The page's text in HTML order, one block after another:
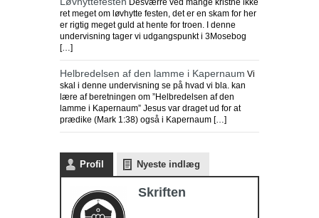
Desværre ved mange kristne ikke
ret meget om løvhytte festen, det er en skam for her
er rigtig meget guld at hente for troen. I denne
undervisning tager vi udgangspunkt i 3Mosebog
[…]
Helbredelsen af den lamme i Kapernaum Vi
skal i denne undervisning se på hvad vi bla. kan
lære af beretningen om ”Helbredelsen af den
lamme i Kapernaum” Jesus var draget ud for at
prædike (Mark 1:38) også i Kapernaum […]
Profil Nyeste indlæg
Skriften